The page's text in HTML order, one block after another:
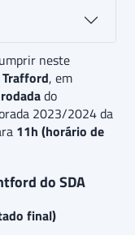
neste
, em
do
2023/2024 da
11h (horário de
do SDA
final)